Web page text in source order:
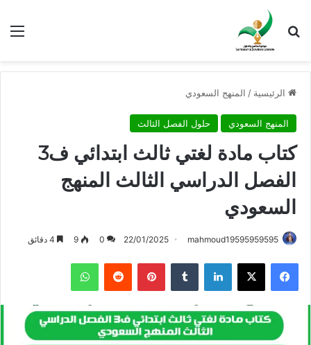
بحث عن
الرئيسية / المنهج السعودي
المنهج السعودي حلول الفصل الثالث
كتاب مادة لغتي ثالث ابتدائي ف3
الفصل الدراسي الثالث المنهج
السعودي
mahmoud19595959595
22/01/2025
0
9
فيسبوك X لينكدإن بينتيريست واتساب